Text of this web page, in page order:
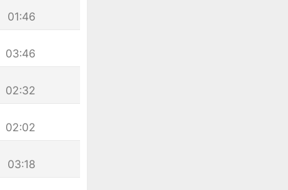
01:46
03:46
02:32
02:02
03:18